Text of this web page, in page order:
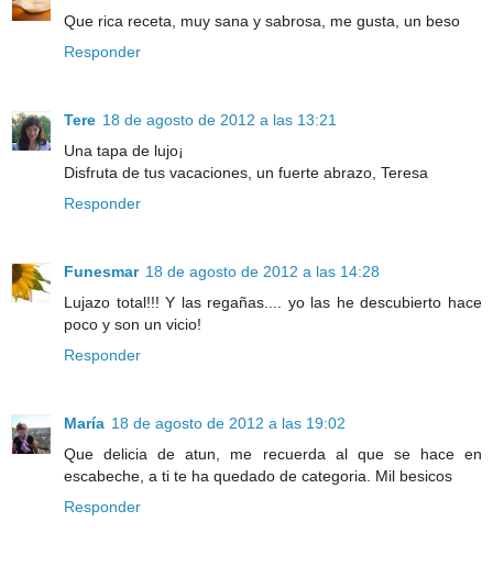
Que rica receta, muy sana y sabrosa, me gusta, un beso
Responder
Tere 18 de agosto de 2012 a las 13:21
Una tapa de lujo¡
Disfruta de tus vacaciones, un fuerte abrazo, Teresa
Responder
Funesmar 18 de agosto de 2012 a las 14:28
Lujazo total!!! Y las regañas.... yo las he descubierto hace
poco y son un vicio!
Responder
María 18 de agosto de 2012 a las 19:02
Que delicia de atun, me recuerda al que se hace en
escabeche, a ti te ha quedado de categoria. Mil besicos
Responder